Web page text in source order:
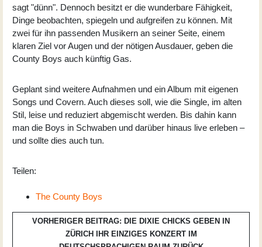
sagt "dünn". Dennoch besitzt er die wunderbare Fähigkeit,
Dinge beobachten, spiegeln und aufgreifen zu können. Mit
zwei für ihn passenden Musikern an seiner Seite, einem
klaren Ziel vor Augen und der nötigen Ausdauer, geben die
County Boys auch künftig Gas.
Geplant sind weitere Aufnahmen und ein Album mit eigenen
Songs und Covern. Auch dieses soll, wie die Single, im alten
Stil, leise und reduziert abgemischt werden. Bis dahin kann
man die Boys in Schwaben und darüber hinaus live erleben –
und sollte dies auch tun.
Teilen:
The County Boys
VORHERIGER BEITRAG: DIE DIXIE CHICKS GEBEN IN
ZÜRICH IHR EINZIGES KONZERT IM